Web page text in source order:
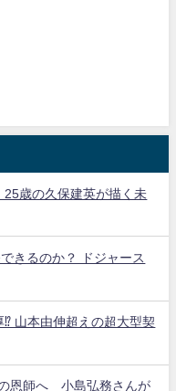
25歳の久保建英が描く未
きるのか？ ドジャース
⁉︎ 山本由伸超えの超大型契
恩師へ 小島弘務さんが